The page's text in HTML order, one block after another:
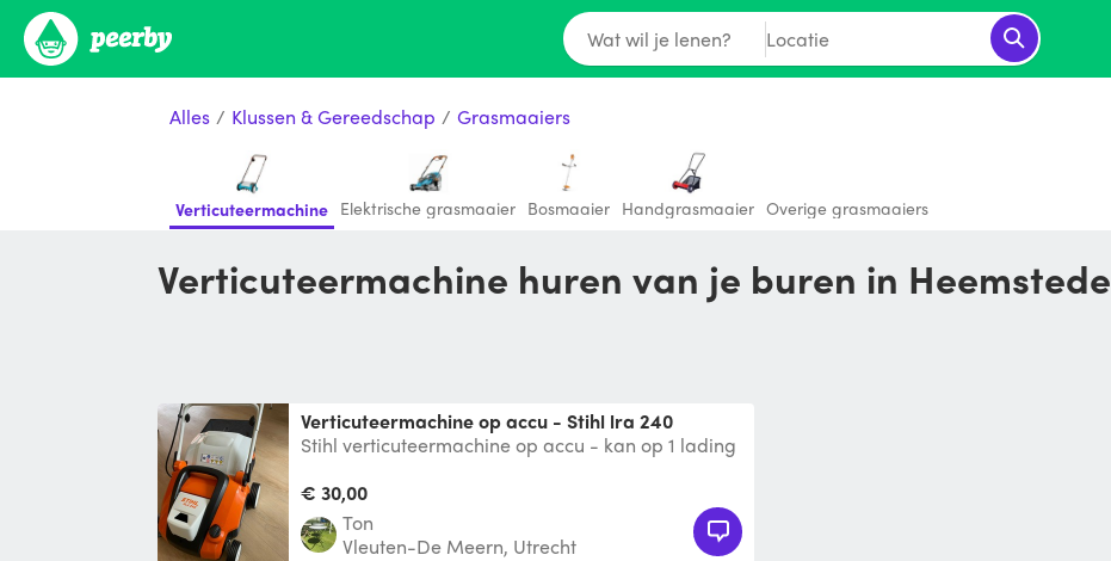
Wat wil je lenen? Locatie
Alles / Klussen & Gereedschap / Grasmaaiers
Verticuteermachine Elektrische grasmaaier Bosmaaier Handgrasmaaier Overige grasmaaiers
Verticuteermachine huren van je buren in Heemstede
Verticuteermachine op accu - Stihl lra 240
Stihl verticuteermachine op accu - kan op 1 lading
€ 30,00
Ton
Vleuten-De Meern, Utrecht